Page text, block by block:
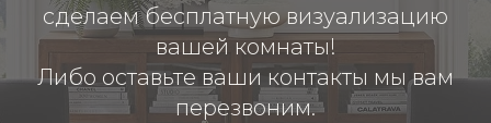
сделаем бесплатную визуализацию
вашей комнаты!
Либо оставьте ваши контакты мы вам
перезвоним.